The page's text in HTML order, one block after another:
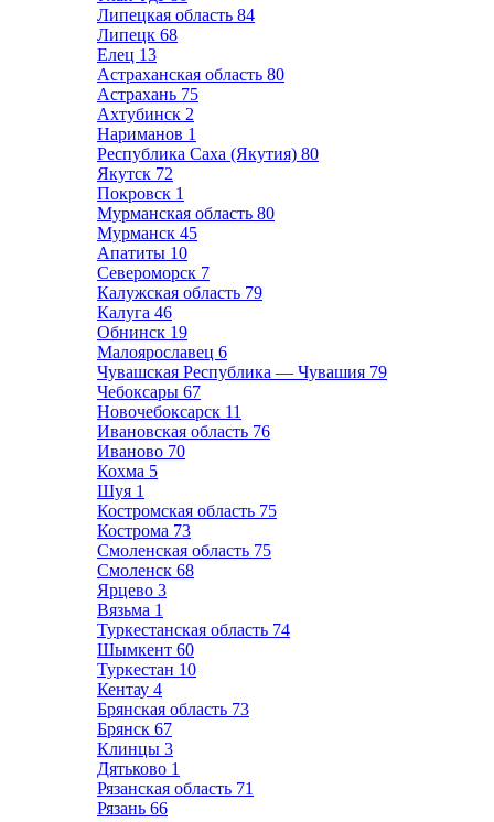
Липецкая область 84
Липецк 68
Елец 13
Астраханская область 80
Астрахань 75
Ахтубинск 2
Нариманов 1
Республика Саха (Якутия) 80
Якутск 72
Покровск 1
Мурманская область 80
Мурманск 45
Апатиты 10
Североморск 7
Калужская область 79
Калуга 46
Обнинск 19
Малоярославец 6
Чувашская Республика — Чувашия 79
Чебоксары 67
Новочебоксарск 11
Ивановская область 76
Иваново 70
Кохма 5
Шуя 1
Костромская область 75
Кострома 73
Смоленская область 75
Смоленск 68
Ярцево 3
Вязьма 1
Туркестанская область 74
Шымкент 60
Туркестан 10
Кентау 4
Брянская область 73
Брянск 67
Клинцы 3
Дятьково 1
Рязанская область 71
Рязань 66